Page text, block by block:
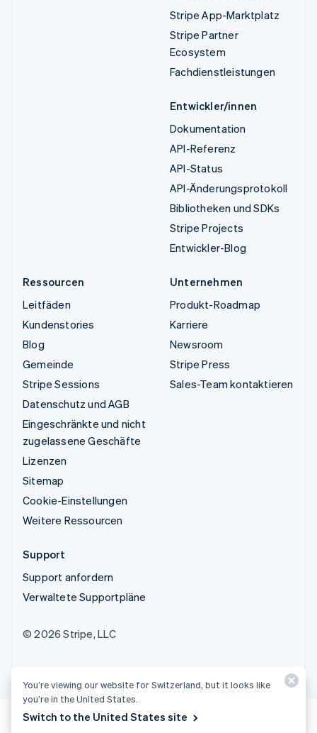
Stripe App-Marktplatz
Stripe Partner
Ecosystem
Fachdienstleistungen
Entwickler/innen
Dokumentation
API-Referenz
API-Status
API-Änderungsprotokoll
Bibliotheken und SDKs
Stripe Projects
Entwickler-Blog
Ressourcen
Leitfäden
Kundenstories
Blog
Gemeinde
Stripe Sessions
Datenschutz und AGB
Eingeschränkte und nicht
zugelassene Geschäfte
Lizenzen
Sitemap
Cookie-Einstellungen
Weitere Ressourcen
Unternehmen
Produkt-Roadmap
Karriere
Newsroom
Stripe Press
Sales-Team kontaktieren
Support
Support anfordern
Verwaltete Supportpläne
© 2026 Stripe, LLC
You’re viewing our website for Switzerland, but it looks like
you’re in the United States.
Switch to the United States site